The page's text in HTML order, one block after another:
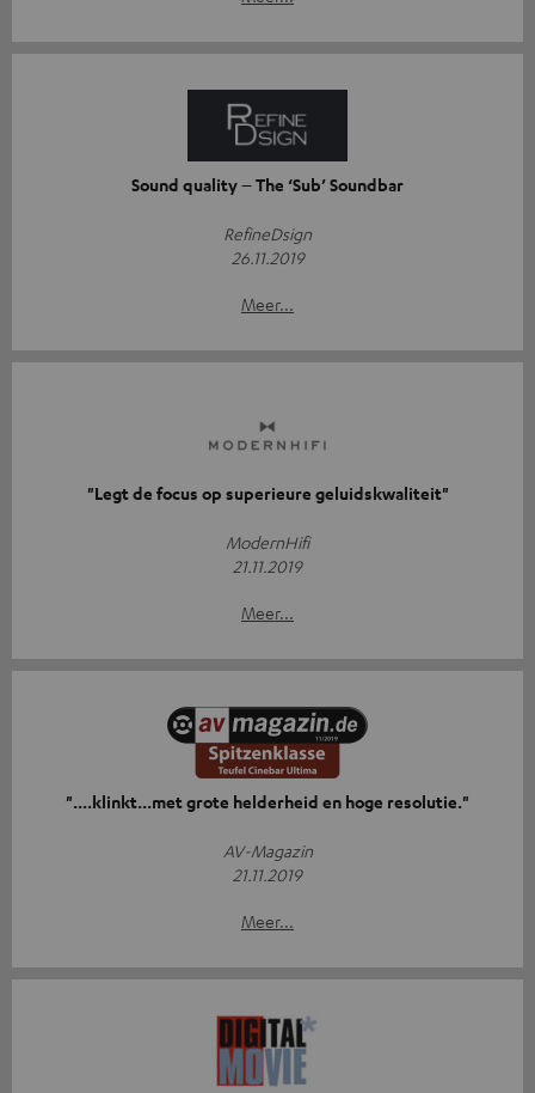
Sound quality – The ‘Sub’ Soundbar
RefineDsign
26.11.2019
Meer...
"Legt de focus op superieure geluidskwaliteit"
ModernHifi
21.11.2019
Meer...
"....klinkt...met grote helderheid en hoge resolutie."
AV-Magazin
21.11.2019
Meer...